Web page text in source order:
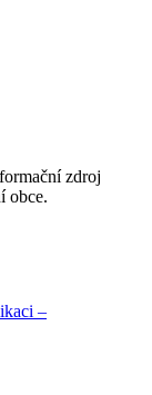
zdroj
obce.
–